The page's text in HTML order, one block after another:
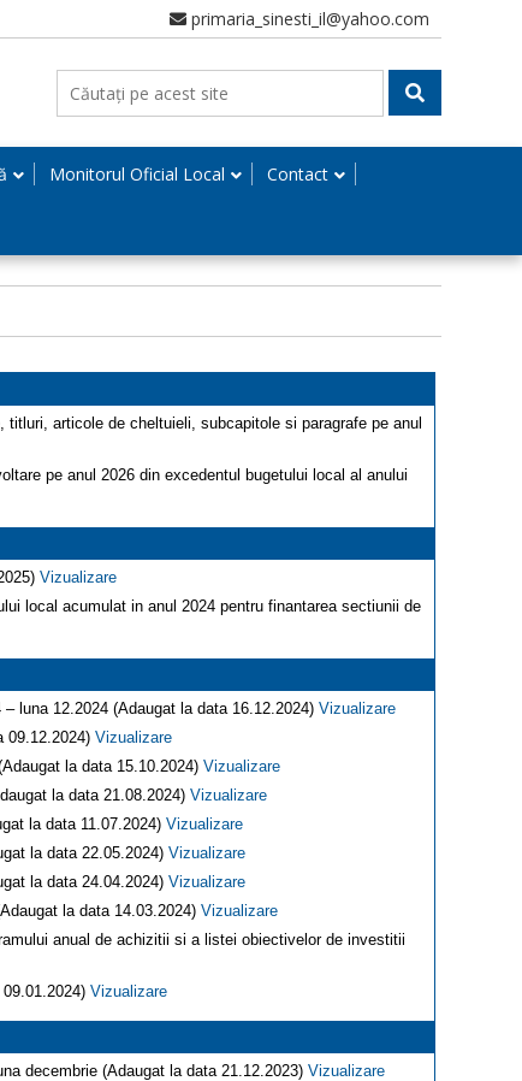
primaria_sinesti_il@yahoo.com
Monitorul Oficial Local Contact
articole de cheltuieli, subcapitole si paragrafe pe anul
pe anul 2026 din excedentul bugetului local al anului
Vizualizare
local acumulat in anul 2024 pentru finantarea sectiunii de
luna 12.2024 (Adaugat la data 16.12.2024) Vizualizare
09.12.2024) Vizualizare
la data 15.10.2024) Vizualizare
la data 21.08.2024) Vizualizare
la data 11.07.2024) Vizualizare
la data 22.05.2024) Vizualizare
la data 24.04.2024) Vizualizare
la data 14.03.2024) Vizualizare
anual de achizitii si a listei obiectivelor de investitii
Vizualizare
decembrie (Adaugat la data 21.12.2023) Vizualizare